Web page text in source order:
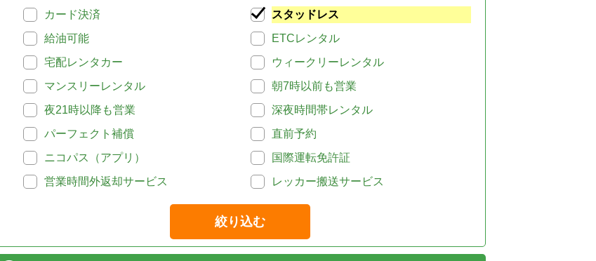
カード決済
スタッドレス
給油可能
ETCレンタル
宅配レンタカー
ウィークリーレンタル
マンスリーレンタル
朝7時以前も営業
夜21時以降も営業
深夜時間帯レンタル
パーフェクト補償
直前予約
ニコパス（アプリ）
国際運転免許証
営業時間外返却サービス
レッカー搬送サービス
絞り込む